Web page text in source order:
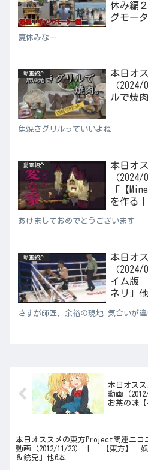
休み編
グモー
夏休みなー
動画紹介
本日オ
（
ルで焼
魚焼きグリルっていいよね
動画紹介
本日オ
（
「【
を作る
あけましておめでとうございます
動画紹介
本日オ
（
イム版
ネリ」
さすが師匠、余裕の現地 気合いが違
本日オス
動画（
お茶の味
本日オススメの東方Project関連ニコ
動画（2012/11/23） | 「【東方】
＆銃兎」他6本